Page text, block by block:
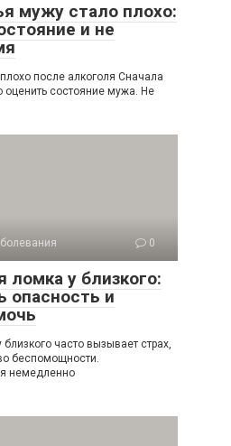
мужу стало плохо:
и не
после алкоголя Сначала
оценить состояние мужа. Не
0
ломка у близкого:
опасность и
часто вызывает страх,
беспомощности.
немедленно